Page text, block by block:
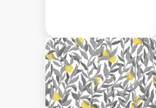
Еще больше